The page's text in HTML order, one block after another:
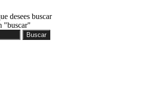
desees buscar
"buscar"
Buscar